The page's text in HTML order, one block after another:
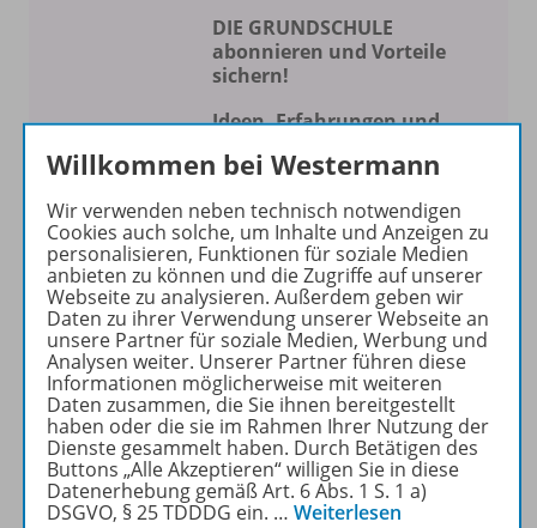
DIE GRUNDSCHULE
abonnieren und Vorteile
sichern!
Ideen, Erfahrungen und
Konzepte für Ihren
Schulalltag
Die Zeitschrift erscheint als
Print- und als digitale Version.
Beiträge und Materialien
können im Online-Archiv von
DIE GRUNDSCHULE kostenlos
recherchiert und
heruntergeladen werden (nur
für Privatpersonen).
Jetzt kostengünstig
Probelesen oder gleich zum
Vorteilspreis abonnieren!
Willkommen bei Westermann
Wir verwenden neben technisch notwendigen
Cookies auch solche, um Inhalte und Anzeigen zu
personalisieren, Funktionen für soziale Medien
anbieten zu können und die Zugriffe auf unserer
Webseite zu analysieren. Außerdem geben wir
Daten zu ihrer Verwendung unserer Webseite an
unsere Partner für soziale Medien, Werbung und
Analysen weiter. Unserer Partner führen diese
Informationen möglicherweise mit weiteren
Daten zusammen, die Sie ihnen bereitgestellt
haben oder die sie im Rahmen Ihrer Nutzung der
Dienste gesammelt haben. Durch Betätigen des
Buttons „Alle Akzeptieren“ willigen Sie in diese
Datenerhebung gemäß Art. 6 Abs. 1 S. 1 a)
DSGVO, § 25 TDDDG ein. … Weiterlesen